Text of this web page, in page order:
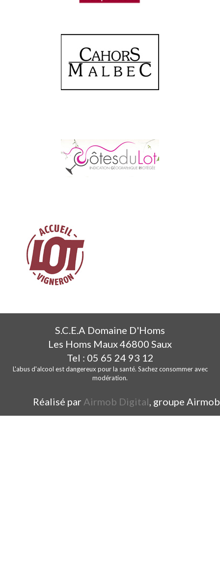
S.C.E.A Domaine D'Homs
Les Homs Maux 46800 Saux
Tel : 05 65 24 93 12
L'abus d'alcool est dangereux pour la santé. Sachez consommer avec
modération.
Réalisé par Airmob Digital, groupe Airmob